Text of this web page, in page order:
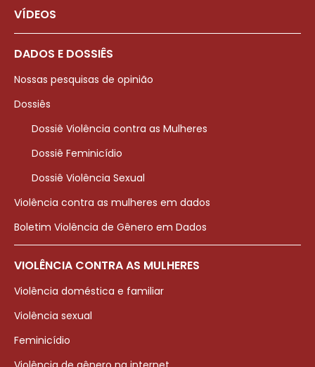
VÍDEOS
DADOS E DOSSIÊS
Nossas pesquisas de opinião
Dossiês
Dossiê Violência contra as Mulheres
Dossiê Feminicídio
Dossiê Violência Sexual
Violência contra as mulheres em dados
Boletim Violência de Gênero em Dados
VIOLÊNCIA CONTRA AS MULHERES
Violência doméstica e familiar
Violência sexual
Feminicídio